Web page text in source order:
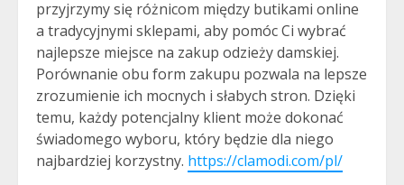
przyjrzymy się różnicom między butikami online
a tradycyjnymi sklepami, aby pomóc Ci wybrać
najlepsze miejsce na zakup odzieży damskiej.
Porównanie obu form zakupu pozwala na lepsze
zrozumienie ich mocnych i słabych stron. Dzięki
temu, każdy potencjalny klient może dokonać
świadomego wyboru, który będzie dla niego
najbardziej korzystny. https://clamodi.com/pl/